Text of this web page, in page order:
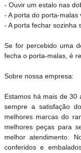
- Ouvir um estalo nas
- A porta do porta-
- A porta fechar sozinha
Se for percebido uma
fecha o porta-malas, é
Sobre nossa empresa:
Estamos há mais de 30
sempre a satisfação
melhores marcas do
melhores peças para
melhor atendimento.
conferidos e